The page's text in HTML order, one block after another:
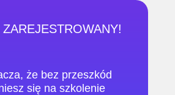
że ​​bez przeszkód
się na szkolenie